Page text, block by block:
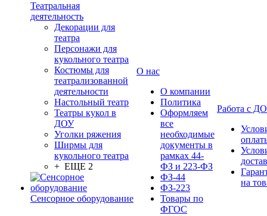
Театральная
деятельность
Декорации для
театра
Персонажи для
кукольного театра
Костюмы для
театрализованной
деятельности
Настольный театр
Театры кукол в
ДОУ
Уголки ряжения
Ширмы для
кукольного театра
+ ЕЩЕ 2
Сенсорное оборудование
О нас
О компании
Политика
Оформляем
все
необходимые
документы в
рамках 44-
ФЗ и 223-ФЗ
ФЗ-44
ФЗ-223
Товары по
ФГОС
Работа с
на